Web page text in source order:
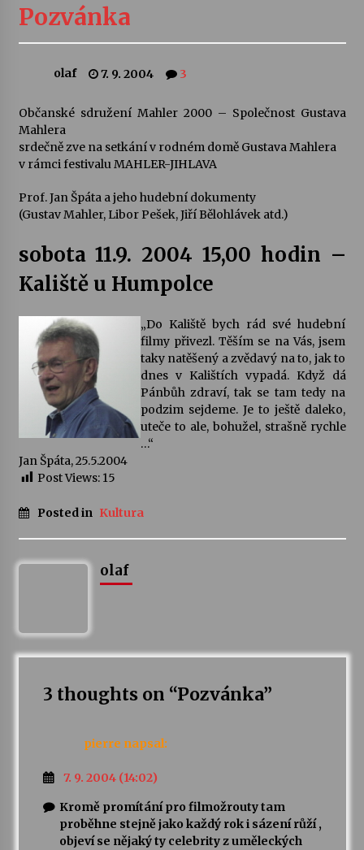
4. 8. 2026
Vernisáž výstavy Josefíny Duškové: Stávám se
kapkou
Veselí muzikanti
30. 7. 2026
Pozvánka na integrační festival Quijotova
28. 7. 2026
Letní koncerty ve Stromovce: Kolchoz a
28. 7. 2026
Votavžatský ploty
23. 7. 2026
Letní koncerty ve Stromovce: Rufus Miller
22. 7. 2026
Vysočinka
Ozvěny prázdnin
Za kulturou kousek za Humpolec. V Želivě ožije
13. 7. 2026
Želiv
Petr Adamec – Malovaný svět
30. 6. 2026
Pozvánka
olaf 7. 9. 2004 3
Občanské sdružení Mahler 2000 – Společnost Gustava
Mahlera
srdečně zve na setkání v rodném domě Gustava Mahlera
v rámci festivalu MAHLER-JIHLAVA
Prof. Jan Špáta a jeho hudební dokumenty
(Gustav Mahler, Libor Pešek, Jiří Bělohlávek atd.)
sobota 11.9. 2004 15,00 hodin –
Kaliště u Humpolce
„Do Kaliště bych rád své hudební
filmy přivezl. Těším se na Vás, jsem
taky natěšený a zvědavý na to, jak to
dnes v Kalištích vypadá. Když dá
Pánbůh zdraví, tak se tam tedy na
podzim sejdeme. Je to ještě daleko,
uteče to ale, bohužel, strašně rychle
…“
Jan Špáta, 25.5.2004
Post Views: 15
Posted in Kultura
olaf
3 thoughts on “Pozvánka”
pierre napsal:
7. 9. 2004 (14:02)
Kromě promítání pro filmožrouty tam
proběhne stejně jako každý rok i sázení růží ,
objeví se nějaký ty celebrity z uměleckých